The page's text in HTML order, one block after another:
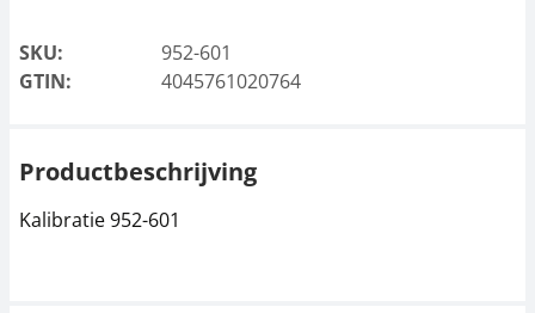
SKU:
952-601
GTIN:
4045761020764
Productbeschrijving
Kalibratie 952-601